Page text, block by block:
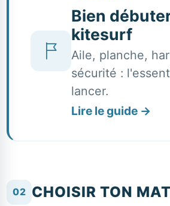
Bien
kitesurf
Aile, planche,
sécurité :
lancer.
Lire le guide →
02 CHOISIR TON